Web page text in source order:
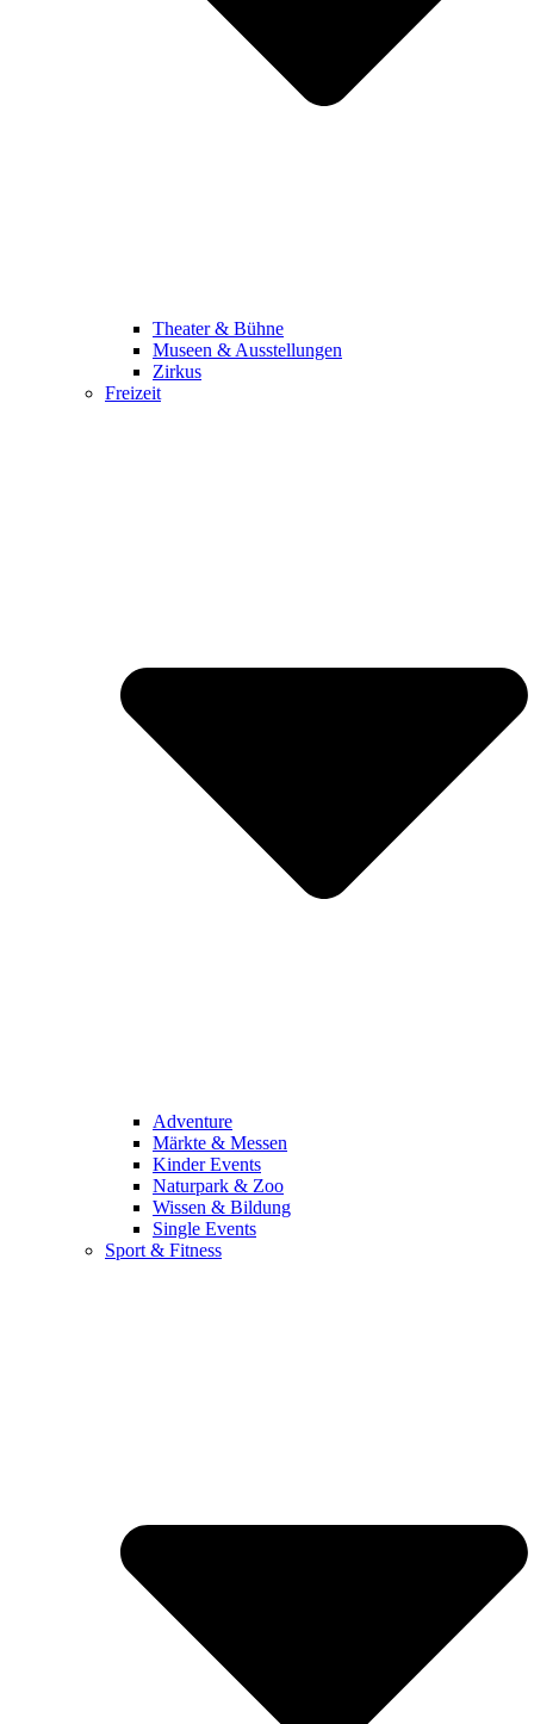
Theater & Bühne
Museen & Ausstellungen
Zirkus
Freizeit
Adventure
Märkte & Messen
Kinder Events
Naturpark & Zoo
Wissen & Bildung
Single Events
Sport & Fitness